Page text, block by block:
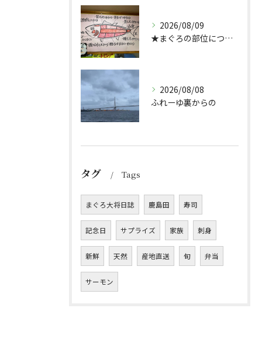
2026/08/09
★まぐろの部位について★
2026/08/08
ふれーゆ裏からの
タグ Tags
まぐろ大将日誌 鹿島田 寿司
記念日 サプライズ 家族 刺身
新鮮 天然 産地直送 旬 弁当
サーモン